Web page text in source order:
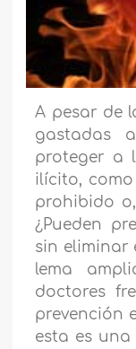
A pesar de
gastadas
proteger a
ilícito,
prohibido
¿Pueden
sin eliminar
lema
doctores
prevención
esta es una